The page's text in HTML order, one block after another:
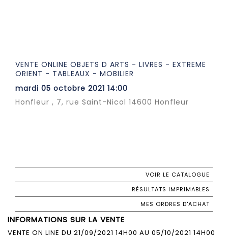
VENTE ONLINE OBJETS D ARTS - LIVRES - EXTREME
ORIENT - TABLEAUX - MOBILIER
mardi 05 octobre 2021 14:00
Honfleur , 7, rue Saint-Nicol 14600 Honfleur
VOIR LE CATALOGUE
RÉSULTATS IMPRIMABLES
MES ORDRES D'ACHAT
INFORMATIONS SUR LA VENTE
VENTE ON LINE DU 21/09/2021 14H00 AU 05/10/2021 14H00